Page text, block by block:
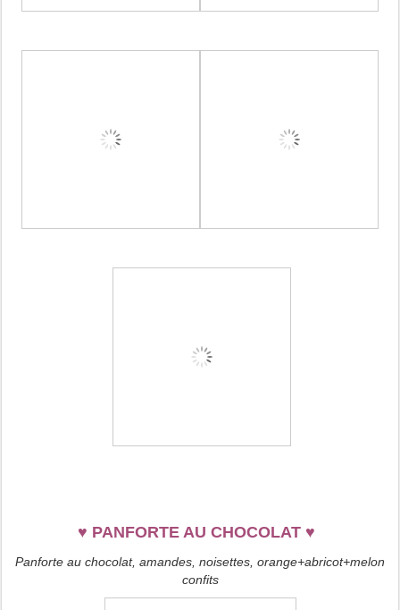
♥ PANFORTE AU CHOCOLAT ♥
Panforte au chocolat, amandes, noisettes, orange+abricot+melon
confits